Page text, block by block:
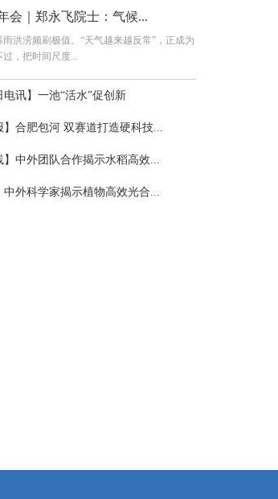
会｜郑永飞院士：气候...
洪涝频刷极值。“天气越来越反常”，正成为
，把时间尺度...
电讯】一池“活水”促创新
】合肥包河 双赛道打造硬科技...
】中外团队合作揭示水稻高效...
中外科学家揭示植物高效光合...